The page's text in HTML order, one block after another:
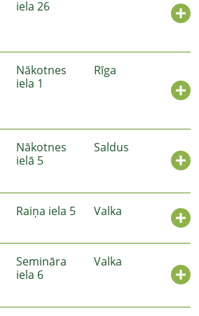
iela 26
Nākotnes
iela 1
Rīga
Nākotnes
ielā 5
Saldus
Raiņa iela 5 Valka
Semināra
iela 6
Valka